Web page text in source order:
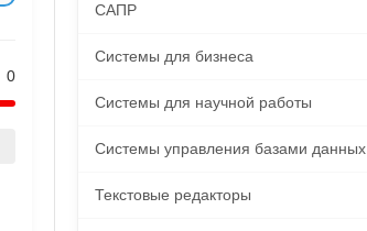
0
САПР
Системы для бизнеса
Системы для научной работы
Системы управления базами данных
Текстовые редакторы